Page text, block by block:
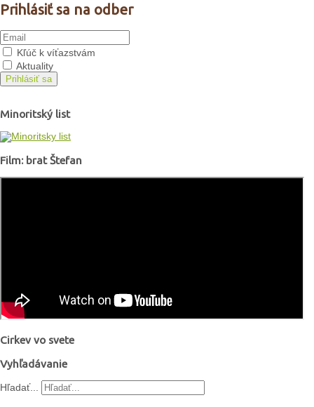
Prihlásiť sa na odber
Kľúč k víťazstvám
Aktuality
Prihlásiť sa
Minoritský list
Film: brat Štefan
Cirkev vo svete
Vyhľadávanie
Hľadať...